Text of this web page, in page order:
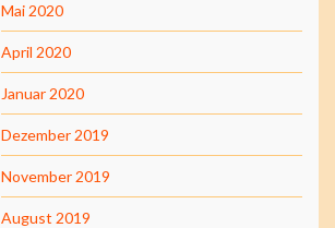
Mai 2020
April 2020
Januar 2020
Dezember 2019
November 2019
August 2019